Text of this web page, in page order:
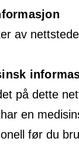
av
på dette
en
før du